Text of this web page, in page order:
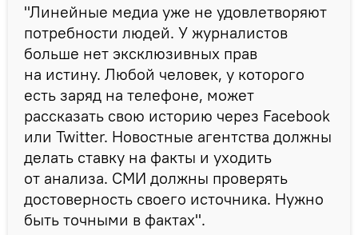
"Линейные медиа уже не удовлетворяют
потребности людей. У журналистов
больше нет эксклюзивных прав
на истину. Любой человек, у которого
есть заряд на телефоне, может
рассказать свою историю через Facebook
или Twitter. Новостные агентства должны
делать ставку на факты и уходить
от анализа. СМИ должны проверять
достоверность своего источника. Нужно
быть точными в фактах".